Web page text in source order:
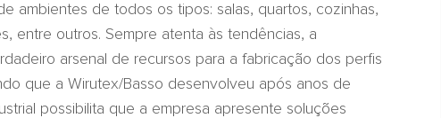
ambientes de todos os tipos: salas, quartos, cozinhas,
entre outros. Sempre atenta às tendências, a
arsenal de recursos para a fabricação dos perfis
que a Wirutex/Basso desenvolveu após anos de
possibilita que a empresa apresente soluções